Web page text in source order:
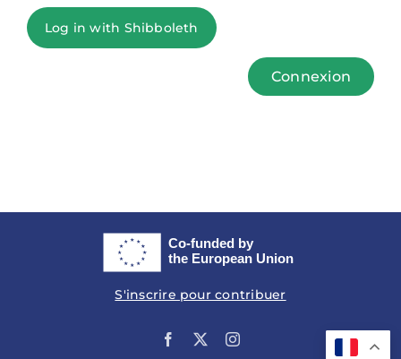
Log in with Shibboleth
Connexion
S'inscrire pour contribuer
Facebook Instagram